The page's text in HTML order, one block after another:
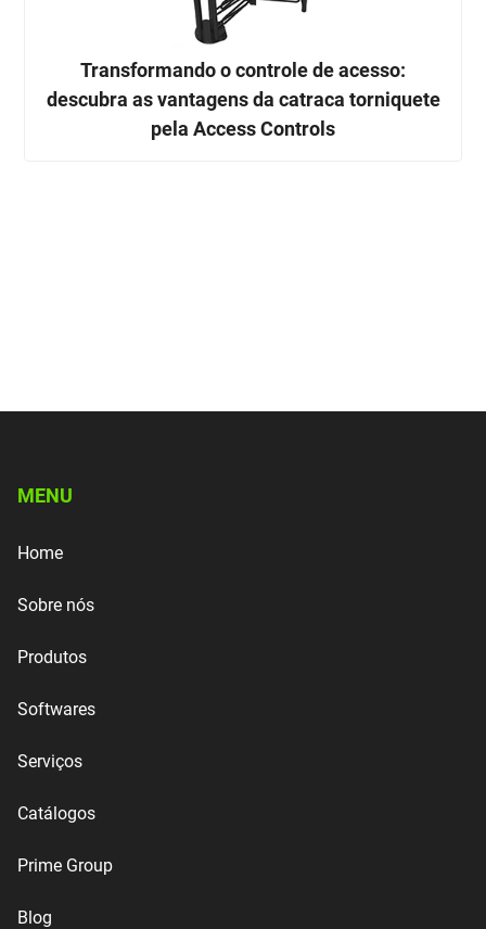
Transformando o controle de acesso:
descubra as vantagens da catraca torniquete
pela Access Controls
MENU
Home
Sobre nós
Produtos
Softwares
Serviços
Catálogos
Prime Group
Blog